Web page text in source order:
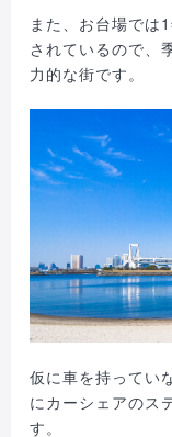
また、お台場では
されているので、
力的な街です。
仮に車を持ってい
にカーシェアのス
す。